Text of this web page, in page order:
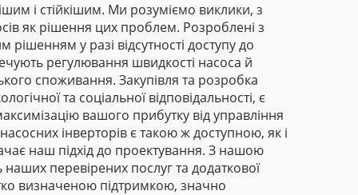
і стійкішим. Ми розуміємо виклики, з
як рішення цих проблем. Розроблені з
у разі відсутності доступу до
регулювання швидкості насоса й
споживання. Закупівля та розробка
та соціальної відповідальності, є
вашого прибутку від управління
інверторів є такою ж доступною, як і
наш підхід до проектування. З нашою
перевірених послуг та додаткової
визначеною підтримкою, значно